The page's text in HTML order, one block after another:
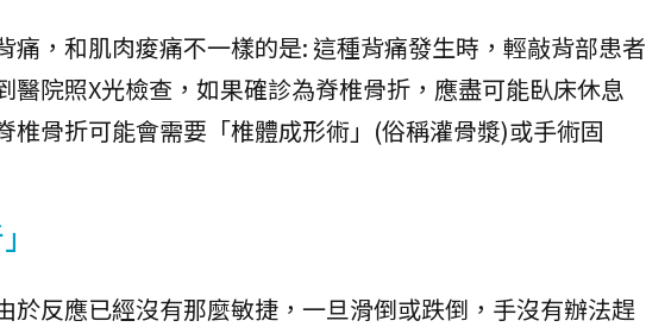
痛，和肌肉痠痛不一樣的是: 這種背痛發生時，輕敲背部患者
院照X光檢查，如果確診為脊椎骨折，應盡可能臥床休息
椎骨折可能會需要「椎體成形術」(俗稱灌骨漿)或手術固
於反應已經沒有那麼敏捷，一旦滑倒或跌倒，手沒有辦法趕